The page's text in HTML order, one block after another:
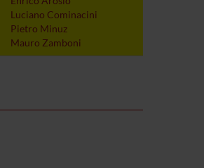
Luciano Cominacini
Pietro Minuz
Mauro Zamboni